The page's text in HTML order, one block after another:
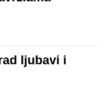
ljubavi i